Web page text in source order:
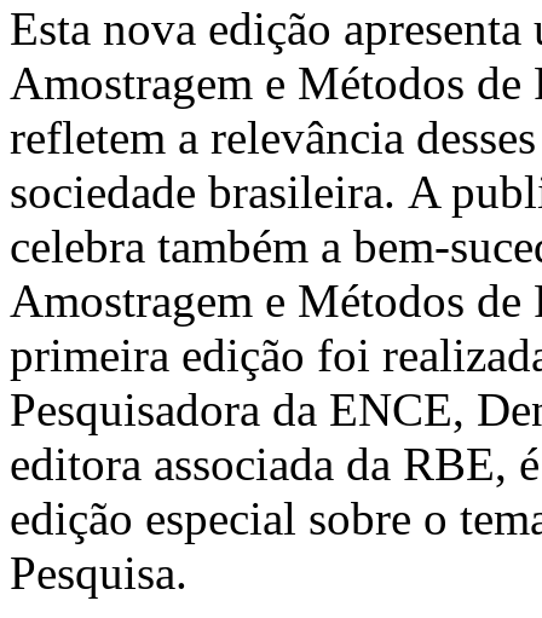
Esta nova edição
Amostragem e Métodos de
refletem a relevância
sociedade brasileira. A
celebra também a bem-
Amostragem e Métodos
primeira edição foi
Pesquisadora da ENCE,
editora associada da RBE,
edição especial sobre o
Pesquisa.